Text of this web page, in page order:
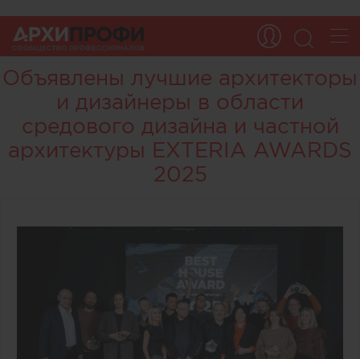
Объявлены лучшие архитекторы
и дизайнеры в области
средового дизайна и частной
архитектуры EXTERIA AWARDS
2025